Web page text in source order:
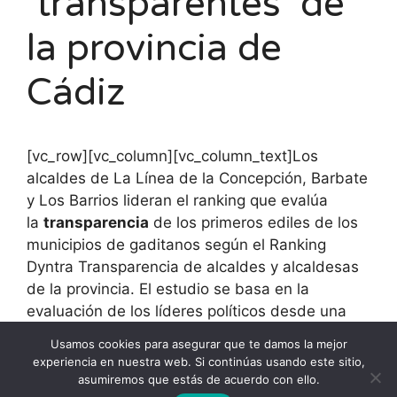
la provincia de
Cádiz
[vc_row][vc_column][vc_column_text]Los
alcaldes de La Línea de la Concepción, Barbate
y Los Barrios lideran el ranking que evalúa
la transparencia de los primeros ediles de los
municipios de gaditanos según el Ranking
Dyntra Transparencia de alcaldes y alcaldesas
de la provincia. El estudio se basa en la
evaluación de los líderes políticos desde una
carácter dinámico, han apuntado desde Dyntra.
[/vc_column_text][/vc_column][/vc_row]
Usamos cookies para asegurar que te damos la mejor
experiencia en nuestra web. Si continúas usando este sitio,
asumiremos que estás de acuerdo con ello.